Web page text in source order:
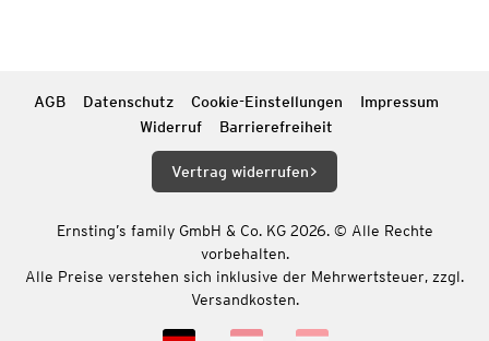
AGB Datenschutz Cookie-Einstellungen
Impressum
Widerruf
Barrierefreiheit
Vertrag widerrufen
Ernsting’s family GmbH & Co. KG 2026. © Alle Rechte
vorbehalten.
Alle Preise verstehen sich inklusive der Mehrwertsteuer, zzgl.
Versandkosten.